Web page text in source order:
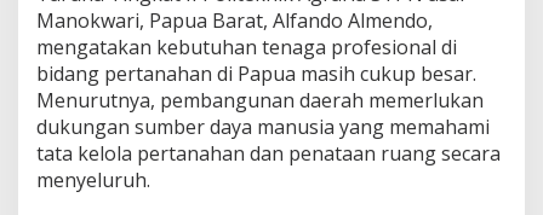
i
a
p
k
a
n
D
i
Manokwari, Papua Barat, Alfando Almendo,
mengatakan kebutuhan tenaga profesional di
bidang pertanahan di Papua masih cukup besar.
Menurutnya, pembangunan daerah memerlukan
dukungan sumber daya manusia yang memahami
tata kelola pertanahan dan penataan ruang secara
menyeluruh.